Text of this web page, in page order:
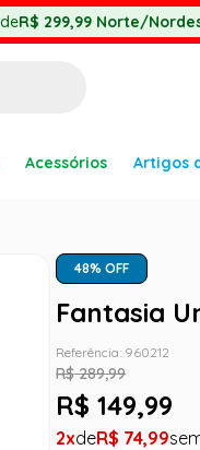
R$ 299,99 Norte/
Acessórios Artigos
48% OFF
Fantasia
Referência: 960212
R$ 289,99
R$ 149,99
2 R$ 74,99